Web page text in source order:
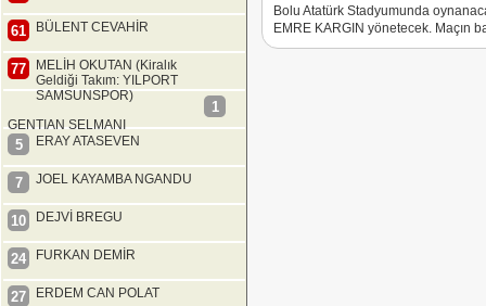
61 BÜLENT CEVAHİR
77
MELİH OKUTAN (Kiralık
Geldiği Takım: YILPORT
SAMSUNSPOR)
1
GENTIAN SELMANI
5 ERAY ATASEVEN
7 JOEL KAYAMBA NGANDU
10 DEJVİ BREGU
24 FURKAN DEMİR
27 ERDEM CAN POLAT
Bolu Atatürk Stadyumunda
EMRE KARGIN yönetecek. Maçın